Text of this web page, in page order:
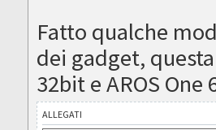
Fatto qualche
dei gadget,
32bit e AROS One
ALLEGATI